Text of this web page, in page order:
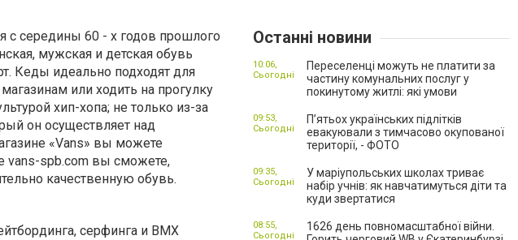
с середины 60 - х годов прошлого
мужская и детская обувь
Кеды идеально подходят для
или ходить на прогулку
хип-хопа; не только из-за
он осуществляет над
«Vans» вы можете
vans-spb.com вы сможете,
качественную обувь.
серфинга и BMX
Останні новини
Переселенці можуть не платити за
частину комунальних послуг у
покинутому житлі: які умови
10:06,
Сьогодні
П’ятьох українських підлітків
евакуювали з тимчасово окупованої
території, - ФОТО
09:53,
Сьогодні
У маріупольських школах триває
набір учнів: як навчатимуться діти та
куди звертатися
09:35,
Сьогодні
1626 день повномасштабної війни.
08:55,
Сьогодні